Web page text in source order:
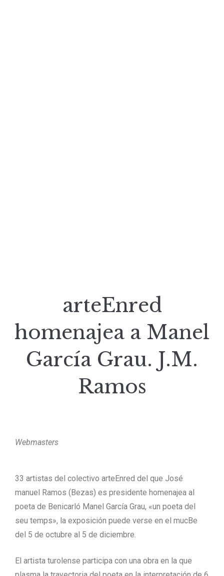
arteEnred
homenajea a Manel
García Grau. J.M.
Ramos
Webmasters
33 artistas del colectivo arteEnred del que José
manuel Ramos (Bezas) es presidente homenajea al
poeta de Benicarló Manel García Grau, «un poeta del
seu temps», la exposición puede verse en el mucBe
del 5 de octubre al 5 de diciembre.
El artista turolense participa con una obra en la que